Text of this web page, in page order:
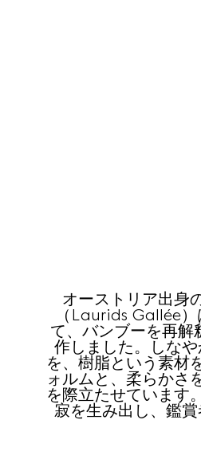
オーストリア出身
（Laurids Gallée
て、バンブーを再
作しました。しな
を、樹脂という素材
ォルムと、柔らかさ
を際立たせています
寂を生み出し、鑑